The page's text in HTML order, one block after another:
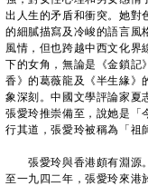
出人生的矛盾和衝突。她對
的細膩描寫及冷峻的語言風
風情，但也跨越中西文化界
下的女角，無論是《金鎖記
香》的葛薇龍及《半生緣》
象深刻。中國文學評論家夏
張愛玲推崇備至，說她是「
行其道，張愛玲被稱為「祖
張愛玲與香港頗有淵源。
至一九四二年，張愛玲來港